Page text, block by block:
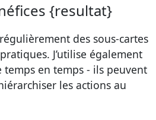
{resultat}
régulièrement des sous-cartes
J’utilise également
temps en temps - ils peuvent
les actions au